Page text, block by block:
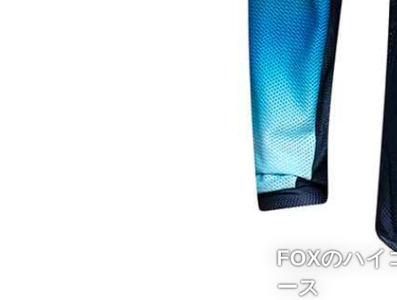
FOXのハイ
ース